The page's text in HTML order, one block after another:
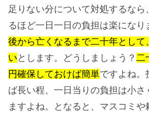
足りない分について対処するなら
るほど一日一日の負担は楽になり
後から亡くなるまで二十年として
い とします。どうしましょう？ 二
円確保しておけば簡単ですよね。
ば長い程、一日当りの負担は小さ
ますよね。となると、マスコミや